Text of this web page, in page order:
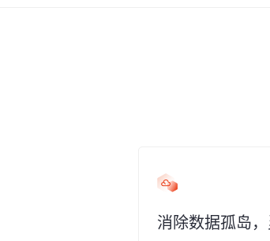
消除数据孤岛